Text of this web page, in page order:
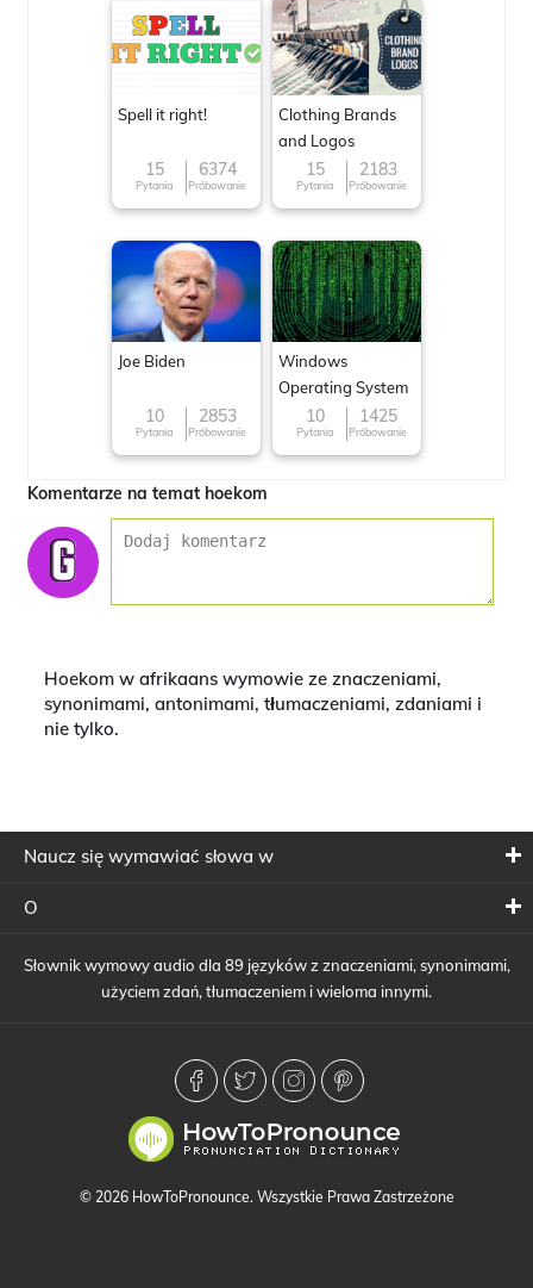
Spell it right!
15
Pytania
6374
Próbowanie
Clothing Brands
and Logos
15
Pytania
2183
Próbowanie
Joe Biden
10
Pytania
2853
Próbowanie
Windows
Operating System
10
Pytania
1425
Próbowanie
Komentarze na temat hoekom
Hoekom w afrikaans wymowie ze znaczeniami,
synonimami, antonimami, tłumaczeniami, zdaniami i
nie tylko.
Naucz się wymawiać słowa w
O
Słownik wymowy audio dla 89 języków z znaczeniami, synonimami,
użyciem zdań, tłumaczeniem i wieloma innymi.
© 2026 HowToPronounce. Wszystkie Prawa Zastrzeżone